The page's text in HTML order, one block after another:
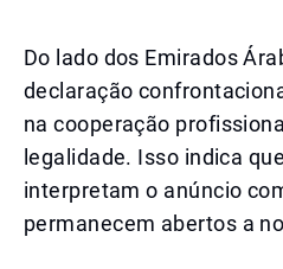
Do lado dos Emirados
declaração
na cooperação
legalidade. Isso indica
interpretam o anúncio
permanecem abertos a